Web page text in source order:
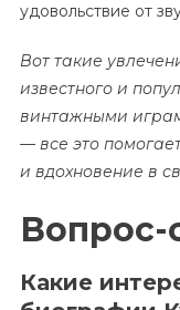
удовольствие от
Вот такие
известного и
винтажными
— все это
и вдохновение в
Вопрос-
Какие